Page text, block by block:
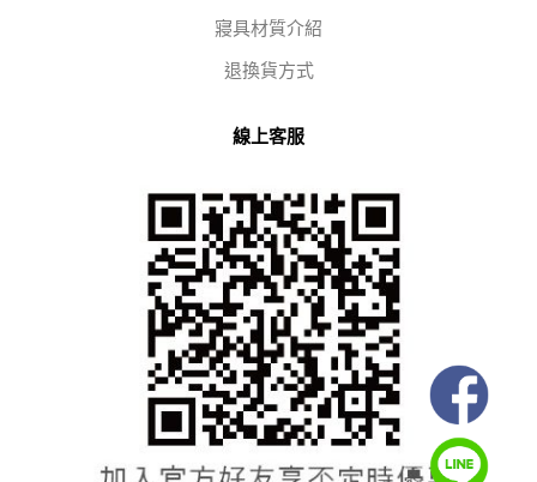
寢具材質介紹
退換貨方式
線上客服